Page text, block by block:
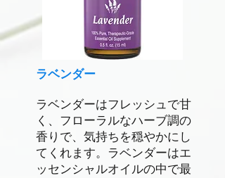
ラベンダー
ラベンダーはフレッシュで甘
く、フローラルなハーブ調の
香りで、気持ちを穏やかにし
てくれます。ラベンダーはエ
ッセンシャルオイルの中で最